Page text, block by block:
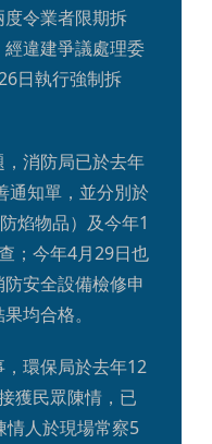
令業者限期拆
違建爭議處理委
日執行強制拆
消防局已於去年
通知單，並分別於
焰物品）及今年1
；今年4月29日也
安全設備檢修申
均合格。
環保局於去年12
獲民眾陳情，已
情人於現場常察5